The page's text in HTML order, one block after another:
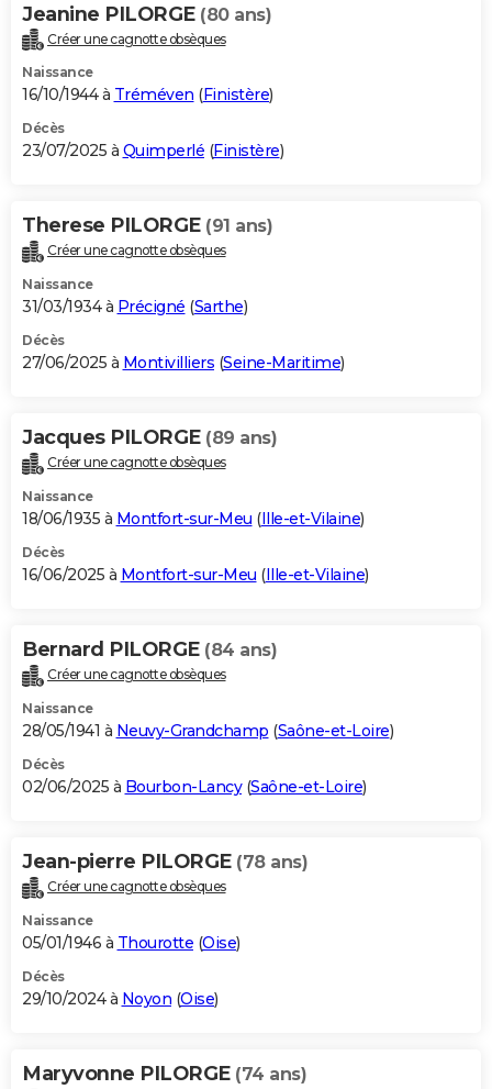
Jeanine PILORGE (80 ans)
Créer une cagnotte obsèques
Naissance
16/10/1944 à Tréméven (Finistère)
Décès
23/07/2025 à Quimperlé (Finistère)
Therese PILORGE (91 ans)
Créer une cagnotte obsèques
Naissance
31/03/1934 à Précigné (Sarthe)
Décès
27/06/2025 à Montivilliers (Seine-Maritime)
Jacques PILORGE (89 ans)
Créer une cagnotte obsèques
Naissance
18/06/1935 à Montfort-sur-Meu (Ille-et-Vilaine)
Décès
16/06/2025 à Montfort-sur-Meu (Ille-et-Vilaine)
Bernard PILORGE (84 ans)
Créer une cagnotte obsèques
Naissance
28/05/1941 à Neuvy-Grandchamp (Saône-et-Loire)
Décès
02/06/2025 à Bourbon-Lancy(Saône-et-Loire)
Jean-pierre PILORGE (78 ans)
Créer une cagnotte obsèques
Naissance
05/01/1946 à Thourotte (Oise)
Décès
29/10/2024 à Noyon (Oise)
Maryvonne PILORGE (74 ans)